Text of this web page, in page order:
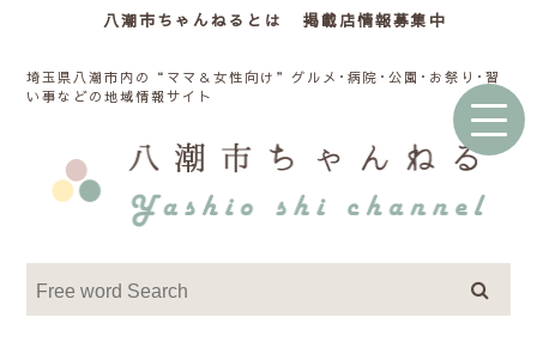
八潮市ちゃんねるとは 掲載店情報募集中
埼玉県八潮市内の“ママ＆女性向け”グルメ･病院･公園･お祭り･習
い事などの地域情報サイト